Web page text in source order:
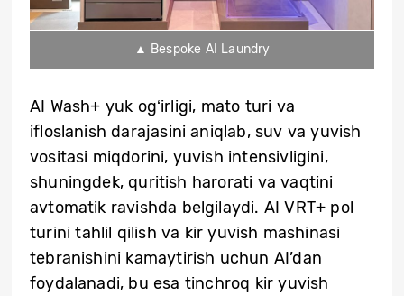
▲ Bespoke AI Laundry
AI Wash+ yuk ogʻirligi, mato turi va
ifloslanish darajasini aniqlab, suv va yuvish
vositasi miqdorini, yuvish intensivligini,
shuningdek, quritish harorati va vaqtini
avtomatik ravishda belgilaydi. AI VRT+ pol
turini tahlil qilish va kir yuvish mashinasi
tebranishini kamaytirish uchun AI’dan
foydalanadi, bu esa tinchroq kir yuvish